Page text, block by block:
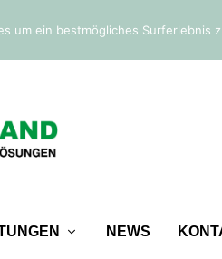
NEWS
um ein bestmögliches Surferlebnis